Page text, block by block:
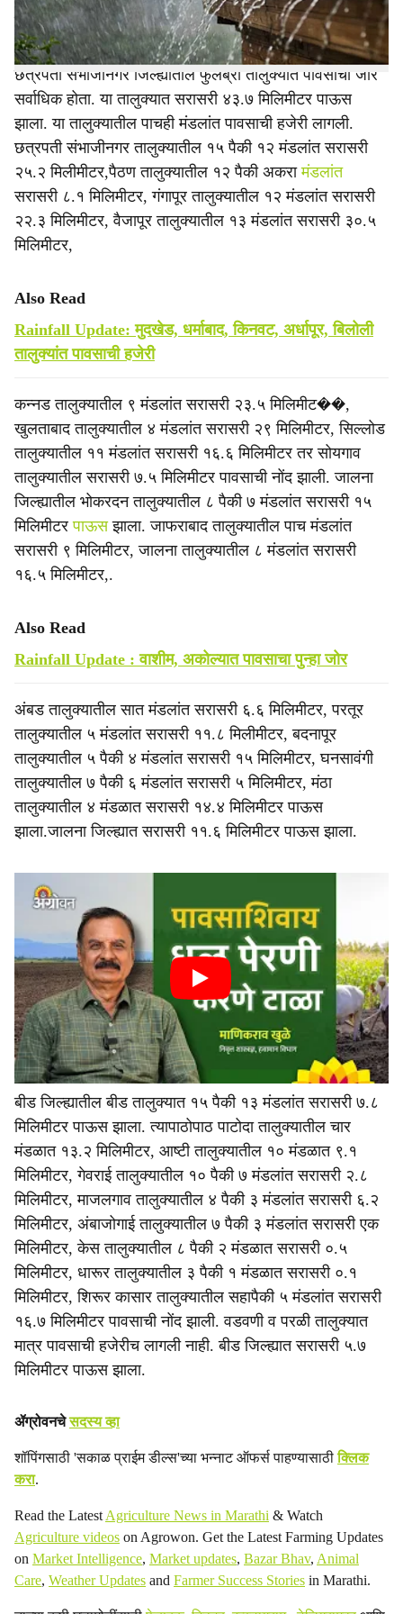
नोंद झाली.
छत्रपती संभाजीनगर जिल्ह्यातील फुलंब्री तालुक्यात पावसाचा जोर
सर्वाधिक होता. या तालुक्यात सरासरी ४३.७ मिलिमीटर पाऊस
झाला. या तालुक्यातील पाचही मंडलांत पावसाची हजेरी लागली.
छत्रपती संभाजीनगर तालुक्यातील १५ पैकी १२ मंडलांत सरासरी
२५.२ मिलीमीटर,पैठण तालुक्यातील १२ पैकी अकरामंडलांत
सरासरी ८.१ मिलिमीटर, गंगापूर तालुक्यातील १२ मंडलांत सरासरी
२२.३ मिलिमीटर, वैजापूर तालुक्यातील १३ मंडलांत सरासरी ३०.५
मिलिमीटर,
Also Read
Rainfall Update: मुदखेड, धर्माबाद, किनवट, अर्धापूर, बिलोली
तालुक्यांत पावसाची हजेरी
कन्नड तालुक्यातील ९ मंडलांत सरासरी २३.५ मिलिमीट��,
खुलताबाद तालुक्यातील ४ मंडलांत सरासरी २९ मिलिमीटर, सिल्लोड
तालुक्यातील ११ मंडलांत सरासरी १६.६ मिलिमीटर तर सोयगाव
तालुक्यातील सरासरी ७.५ मिलिमीटर पावसाची नोंद झाली. जालना
जिल्ह्यातील भोकरदन तालुक्यातील ८ पैकी ७ मंडलांत सरासरी १५
मिलिमीटरपाऊसझाला. जाफराबाद तालुक्यातील पाच मंडलांत
सरासरी ९ मिलिमीटर, जालना तालुक्यातील ८ मंडलांत सरासरी
१६.५ मिलिमीटर,.
Also Read
Rainfall Update : वाशीम, अकोल्यात पावसाचा पुन्हा जोर
अंबड तालुक्यातील सात मंडलांत सरासरी ६.६ मिलिमीटर, परतूर
तालुक्यातील ५ मंडलांत सरासरी ११.८ मिलीमीटर, बदनापूर
तालुक्यातील ५ पैकी ४ मंडलांत सरासरी १५ मिलिमीटर, घनसावंगी
तालुक्यातील ७ पैकी ६ मंडलांत सरासरी ५ मिलिमीटर, मंठा
तालुक्यातील ४ मंडळात सरासरी १४.४ मिलिमीटर पाऊस
झाला.जालना जिल्ह्यात सरासरी ११.६ मिलिमीटर पाऊस झाला.
बीड जिल्ह्यातील बीड तालुक्यात १५ पैकी १३ मंडलांत सरासरी ७.८
मिलिमीटर पाऊस झाला. त्यापाठोपाठ पाटोदा तालुक्यातील चार
मंडळात १३.२ मिलिमीटर, आष्टी तालुक्यातील १० मंडळात ९.१
मिलिमीटर, गेवराई तालुक्यातील १० पैकी ७ मंडलांत सरासरी २.८
मिलिमीटर, माजलगाव तालुक्यातील ४ पैकी ३ मंडलांत सरासरी ६.२
मिलिमीटर, अंबाजोगाई तालुक्यातील ७ पैकी ३ मंडलांत सरासरी एक
मिलिमीटर, केस तालुक्यातील ८ पैकी २ मंडळात सरासरी ०.५
मिलिमीटर, धारूर तालुक्यातील ३ पैकी १ मंडळात सरासरी ०.१
मिलिमीटर, शिरूर कासार तालुक्यातील सहापैकी ५ मंडलांत सरासरी
१६.७ मिलिमीटर पावसाची नोंद झाली. वडवणी व परळी तालुक्यात
मात्र पावसाची हजेरीच लागली नाही. बीड जिल्ह्यात सरासरी ५.७
मिलिमीटर पाऊस झाला.
ॲग्रोवनचेसदस्य व्हा
शॉपिंगसाठी 'सकाळ प्राईम डील्स'च्या भन्नाट ऑफर्स पाहण्यासाठीक्लिक
करा.
Read the Latest Agriculture News in Marathi & Watch
Agriculture videos on Agrowon. Get the Latest Farming Updates
on Market Intelligence, Market updates, Bazar Bhav, Animal
Care, Weather Updates and Farmer Success Stories in Marathi.